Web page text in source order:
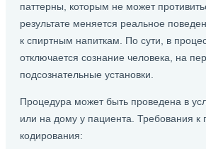
паттерны, которым не может
результате меняется реальное
к спиртным напиткам. По сути, в
отключается сознание человека, на
подсознательные установки.
Процедура может быть проведена в
или на дому у пациента. Требования к
кодирования: